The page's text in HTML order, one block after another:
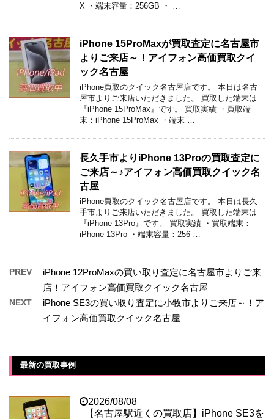
X ・端末容量：256GB ・ …
iPhone 15ProMaxが買取査定に名古屋市
よりご来店～！アイフォン高価買取クイ
ック名古屋
iPhone買取のクイック名古屋店です。 本日は名古
屋市よりご来店いただきました。 買取した端末は
『iPhone 15ProMax』です。 買取実績 ・買取端
末：iPhone 15ProMax ・端末 …
長久手市よりiPhone 13Proの買取査定に
ご来店～♪アイフォン高価買取クイック名
古屋
iPhone買取のクイック名古屋店です。 本日は長久
手市よりご来店いただきました。 買取した端末は
『iPhone 13Pro』です。 買取実績 ・買取端末：
iPhone 13Pro ・端末容量：256 …
PREV
iPhone 12ProMaxの買い取り査定に名古屋市よりご来
店！アイフォン高価買取クイック名古屋
NEXT
iPhone SE3の買い取り査定に小牧市よりご来店～！ア
イフォン高価買取クイック名古屋
最新の買取事例
2026/08/08
【名古屋駅近くの買取店】iPhone SE3を